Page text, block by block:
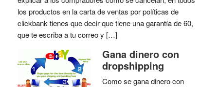
los productos en la carta de ventas por políticas de
clickbank tienes que decir que tiene una garantía de 60,
que te escriba a tu correo y […]
Gana dinero con
dropshipping
Como se gana dinero con